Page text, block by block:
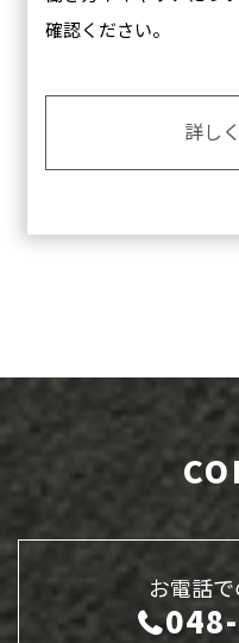
確認ください。
詳し
お電話